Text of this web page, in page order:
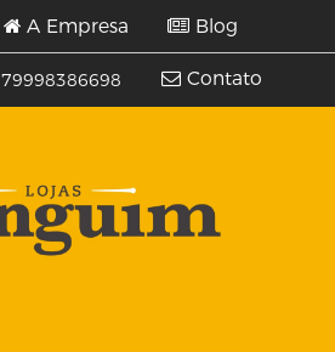
79998386698
A Empresa Blog
Contato